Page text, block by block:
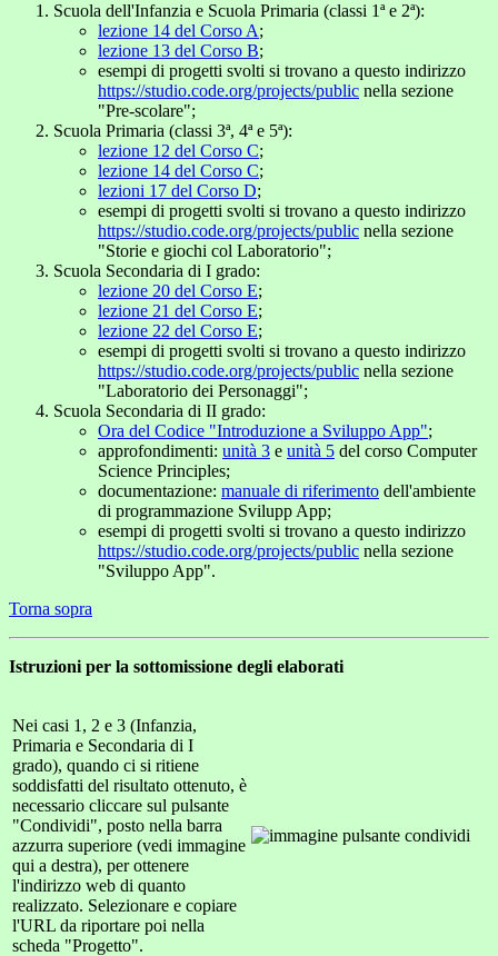
Scuola dell'Infanzia e Scuola Primaria (classi 1ª e 2ª):
lezione 14 del Corso A;
lezione 13 del Corso B;
esempi di progetti svolti si trovano a questo indirizzo
https://studio.code.org/projects/public nella sezione
"Pre-scolare";
Scuola Primaria (classi 3ª, 4ª e 5ª):
lezione 12 del Corso C;
lezione 14 del Corso C;
lezioni 17 del Corso D;
esempi di progetti svolti si trovano a questo indirizzo
https://studio.code.org/projects/public nella sezione
"Storie e giochi col Laboratorio";
Scuola Secondaria di I grado:
lezione 20 del Corso E;
lezione 21 del Corso E;
lezione 22 del Corso E;
esempi di progetti svolti si trovano a questo indirizzo
https://studio.code.org/projects/public nella sezione
"Laboratorio dei Personaggi";
Scuola Secondaria di II grado:
Ora del Codice "Introduzione a Sviluppo App";
approfondimenti: unità 3 e unità 5 del corso Computer
Science Principles;
documentazione: manuale di riferimento dell'ambiente
di programmazione Svilupp App;
esempi di progetti svolti si trovano a questo indirizzo
https://studio.code.org/projects/public nella sezione
"Sviluppo App".
Torna sopra
Istruzioni per la sottomissione degli elaborati
Nei casi 1, 2 e 3 (Infanzia,
Primaria e Secondaria di I
grado), quando ci si ritiene
soddisfatti del risultato ottenuto, è
necessario cliccare sul pulsante
"Condividi", posto nella barra
azzurra superiore (vedi immagine
qui a destra), per ottenere
l'indirizzo web di quanto
realizzato. Selezionare e copiare
l'URL da riportare poi nella
scheda "Progetto".